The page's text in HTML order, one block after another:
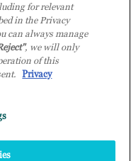
Luigi Russolo 9, 20138 Milano
di Milano e Codice Fiscale:
i.v - TD SYNNEX e TD
di direzione e coordinamento
for relevant
in the Privacy
can always manage
, we will only
of this
Privacy